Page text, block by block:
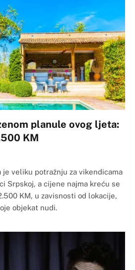
planule ovog ljeta:
KM
je veliku potražnju za vikendicama
Srpskoj, a cijene najma kreću se
KM, u zavisnosti od lokacije,
objekat nudi.